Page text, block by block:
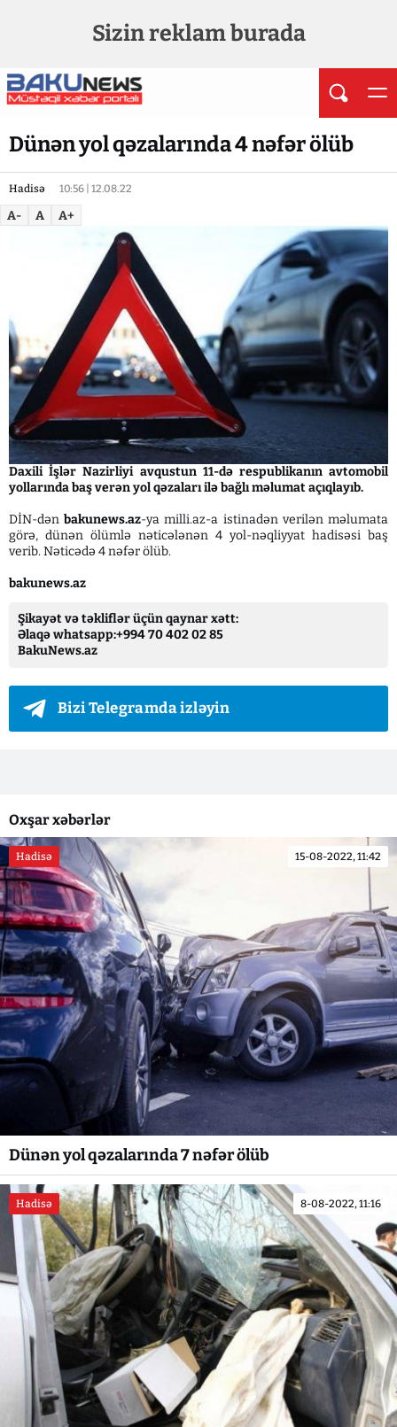
Sizin reklam burada
Dünən yol qəzalarında 4 nəfər ölüb
Hadisə 10:56 | 12.08.22
A- A A+
Daxili İşlər Nazirliyi avqustun 11-də respublikanın avtomobil
yollarında baş verən yol qəzaları ilə bağlı məlumat açıqlayıb.
DİN-dən bakunews.az-ya milli.az-a istinadən verilən məlumata
görə, dünən ölümlə nəticələnən 4 yol-nəqliyyat hadisəsi baş
verib. Nəticədə 4 nəfər ölüb.
bakunews.az
Şikayət və təkliflər üçün qaynar xətt:
Əlaqə whatsapp:+994 70 402 02 85
BakuNews.az
Bizi Telegramda izləyin
Oxşar xəbərlər
Hadisə 15-08-2022, 11:42
Dünən yol qəzalarında 7 nəfər ölüb
Hadisə 8-08-2022, 11:16